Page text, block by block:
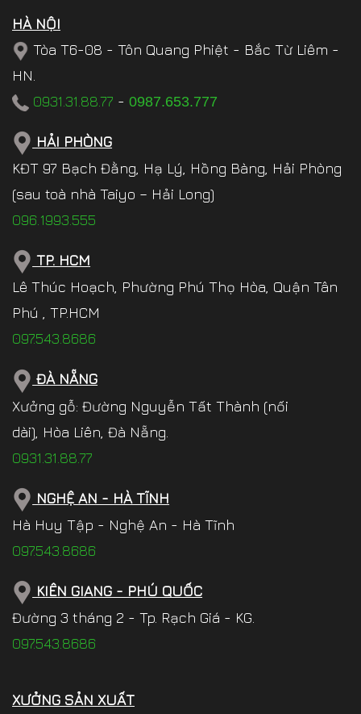
HÀ NỘI
Tòa T6-08 - Tôn Quang Phiệt - Bắc Từ Liêm -
HN.
0931.31.88.77 - 0987.653.777
HẢI PHÒNG
KĐT 97 Bạch Đằng, Hạ Lý, Hồng Bàng, Hải Phòng
(sau toà nhà Taiyo – Hải Long)
096.1993.555
TP. HCM
Lê Thúc Hoạch, Phường Phú Thọ Hòa, Quận Tân
Phú , TP.HCM
097.543.8686
ĐÀ NẴNG
Xưởng gỗ: Đường Nguyễn Tất Thành (nối
dài), Hòa Liên, Đà Nẵng.
0931.31.88.77
NGHỆ AN - HÀ TĨNH
Hà Huy Tập - Nghệ An - Hà Tĩnh
097.543.8686
KIÊN GIANG - PHÚ QUỐC
Đường 3 tháng 2 - Tp. Rạch Giá - KG.
097.543.8686
XƯỞNG SẢN XUẤT